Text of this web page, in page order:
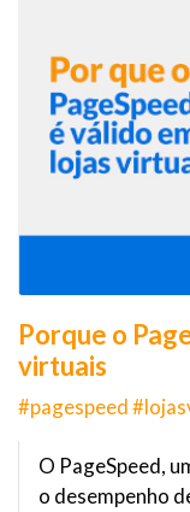
Porque o
virtuais
#pagespeed
O PageSpeed,
o desempenho